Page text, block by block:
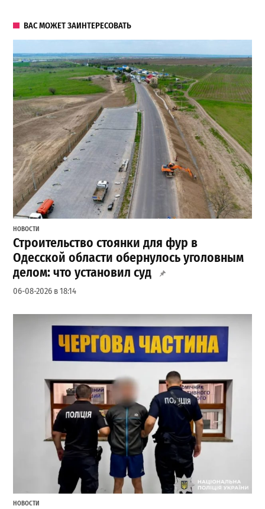
ВАС МОЖЕТ ЗАИНТЕРЕСОВАТЬ
НОВОСТИ
Строительство стоянки для фур в
Одесской области обернулось уголовным
делом: что установил суд
06-08-2026 в 18:14
НОВОСТИ